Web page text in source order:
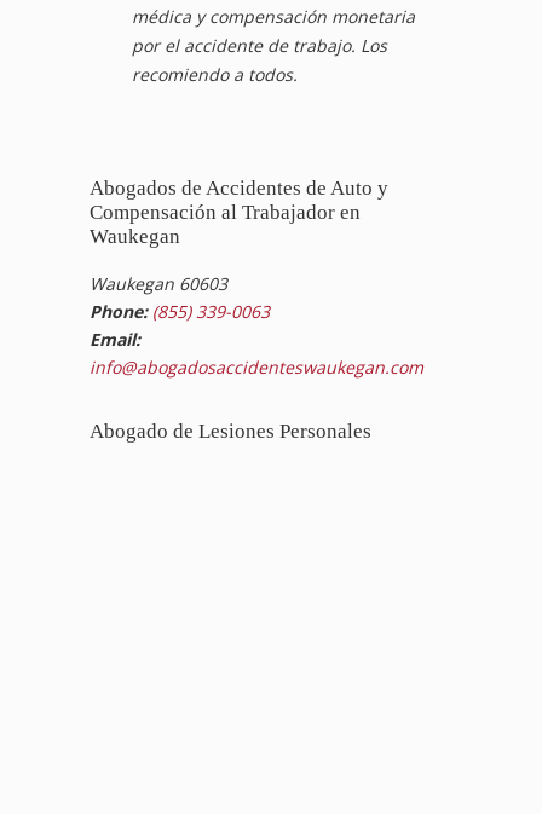
médica y compensación monetaria
por el accidente de trabajo. Los
recomiendo a todos.
Abogados de Accidentes de Auto y
Compensación al Trabajador en
Waukegan
Waukegan 60603
Phone: (855) 339-0063
Email:
info@abogadosaccidenteswaukegan.com
Abogado de Lesiones Personales